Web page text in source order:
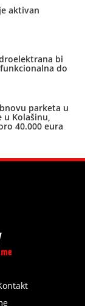
aktivan
bi
do
parketa u
Kolašinu,
40.000 eura